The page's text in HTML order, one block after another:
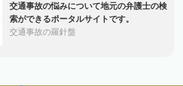
交通事故の悩みについて地元の弁護士の検
索ができるポータルサイトです。
交通事故の羅針盤